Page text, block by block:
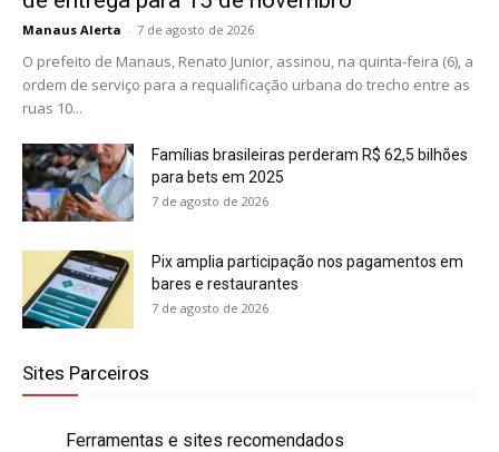
Manaus Alerta - 7 de agosto de 2026
O prefeito de Manaus, Renato Junior, assinou, na quinta-feira (6), a
ordem de serviço para a requalificação urbana do trecho entre as
ruas 10...
Famílias brasileiras perderam R$ 62,5 bilhões
para bets em 2025
7 de agosto de 2026
Pix amplia participação nos pagamentos em
bares e restaurantes
7 de agosto de 2026
Sites Parceiros
Ferramentas e sites recomendados